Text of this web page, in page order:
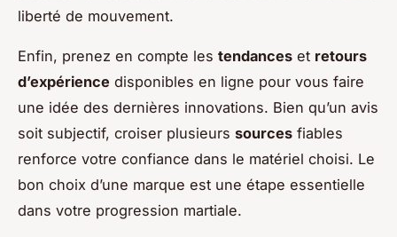
liberté de mouvement.
Enfin, prenez en compte les tendances et retours
d’expérience disponibles en ligne pour vous faire
une idée des dernières innovations. Bien qu’un avis
soit subjectif, croiser plusieurs sources fiables
renforce votre confiance dans le matériel choisi. Le
bon choix d’une marque est une étape essentielle
dans votre progression martiale.